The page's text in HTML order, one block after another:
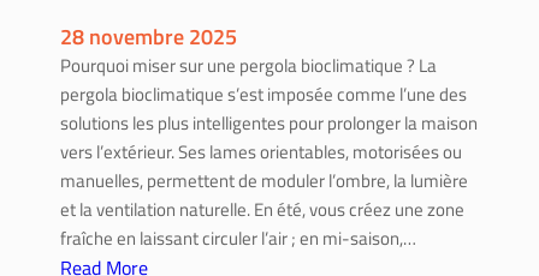
c
e
d
e
s
i
g
n
e
n
t
,
a
t
o
u
28 novembre 2025
Pourquoi miser sur une pergola bioclimatique ? La
pergola bioclimatique s’est imposée comme l’une des
solutions les plus intelligentes pour prolonger la maison
vers l’extérieur. Ses lames orientables, motorisées ou
manuelles, permettent de moduler l’ombre, la lumière
et la ventilation naturelle. En été, vous créez une zone
fraîche en laissant circuler l’air ; en mi-saison,…
Read More